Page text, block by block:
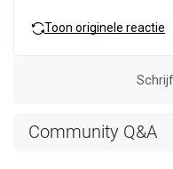
Toon originele reactie
Community Q&A